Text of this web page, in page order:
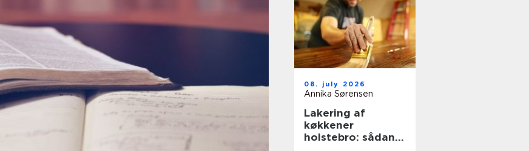
08. july 2026
Annika Sørensen
Lakering af
køkkener
holstebro: sådan